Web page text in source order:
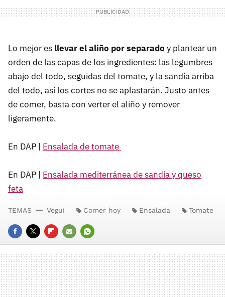
Lo mejor es llevar el aliño por separado y plantear un
orden de las capas de los ingredientes: las legumbres
abajo del todo, seguidas del tomate, y la sandía arriba
del todo, así los cortes no se aplastarán. Justo antes
de comer, basta con verter el aliño y remover
ligeramente.
En DAP | Ensalada de tomate
En DAP | Ensalada mediterránea de sandía y queso
feta
FACEBOOK
TWITTERFLIPBOARD
E-
MAIL
WHATSAPP
TEMAS Vegui Comer hoy Ensalada Tomate